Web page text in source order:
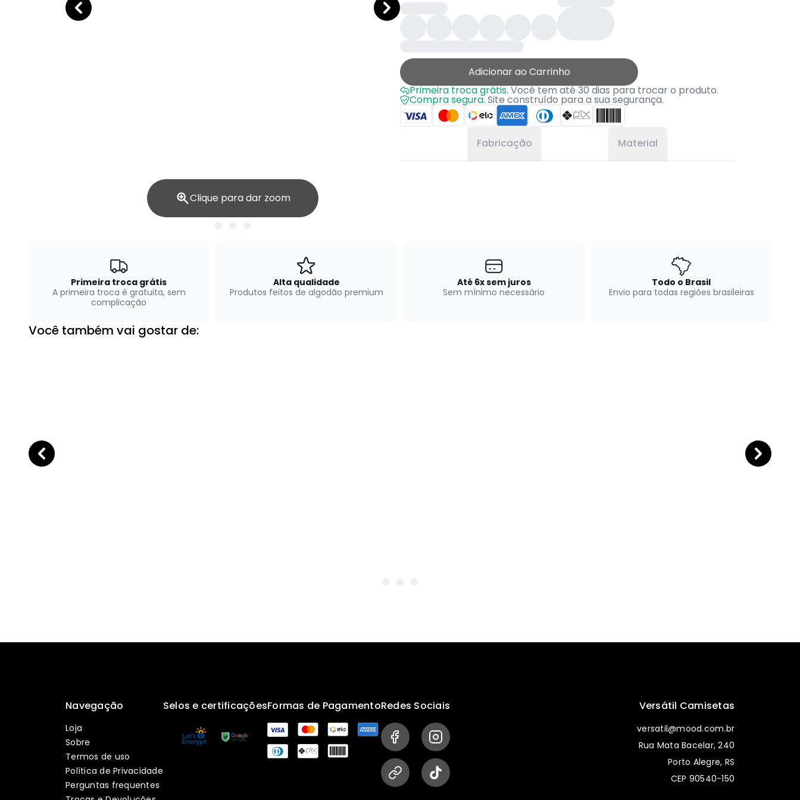
Clique para dar zoom
Adicionar ao Carrinho
Primeira troca grátis.Você tem até 30 dias para trocar o produto.
Compra segura.Site construído para a sua segurança.
Fabricação Material
Primeira troca grátis
A primeira troca é gratuita, sem
complicação
Alta qualidade
Produtos feitos de algodão premium
Até 6x sem juros
Sem mínimo necessário
Todo o Brasil
Envio para todas regiões brasileiras
Você também vai gostar de:
Navegação
Loja
Sobre
Termos de uso
Política de Privacidade
Perguntas frequentes
Selos e certificaçõesFormas de PagamentoRedes Sociais Versátil Camisetas
versatil@mood.com.br
Rua Mata Bacelar, 240
Porto Alegre, RS
CEP 90540-150